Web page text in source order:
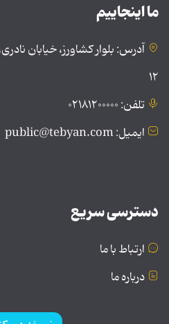
ما اینجاییم
آدرس: بلوار کشاورز، خیابان
۱۲
تلفن: ۰۲۱۸۱۲۰۰۰۰۰
ایمیل: public@tebyan.com
دسترسی سریع
ارتباط با ما
درباره ما